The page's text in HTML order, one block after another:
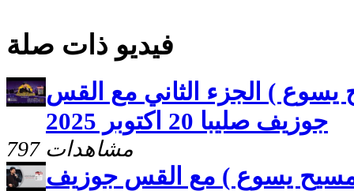
فيديو ذات صلة
) الجزء الثاني مع القس
جوزيف صليبا 20 اكتوبر 2025
797 مشاهدات
يسوع ) مع القس جوزيف